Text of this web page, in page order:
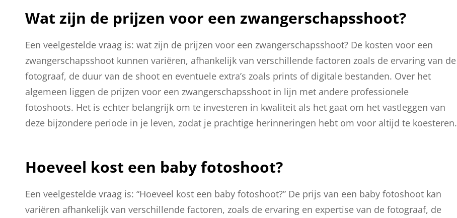
Wat zijn de prijzen voor een zwangerschapsshoot?
Een veelgestelde vraag is: wat zijn de prijzen voor een zwangerschapsshoot? De kosten voor een
zwangerschapsshoot kunnen variëren, afhankelijk van verschillende factoren zoals de ervaring van de
fotograaf, de duur van de shoot en eventuele extra’s zoals prints of digitale bestanden. Over het
algemeen liggen de prijzen voor een zwangerschapsshoot in lijn met andere professionele
fotoshoots. Het is echter belangrijk om te investeren in kwaliteit als het gaat om het vastleggen van
deze bijzondere periode in je leven, zodat je prachtige herinneringen hebt om voor altijd te koesteren.
Hoeveel kost een baby fotoshoot?
Een veelgestelde vraag is: “Hoeveel kost een baby fotoshoot?” De prijs van een baby fotoshoot kan
variëren afhankelijk van verschillende factoren, zoals de ervaring en expertise van de fotograaf, de